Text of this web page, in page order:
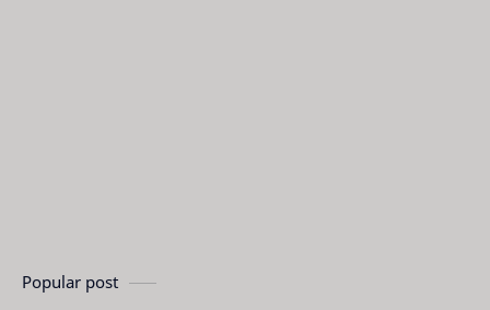
Popular post